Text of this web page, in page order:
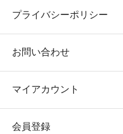
プライバシーポリシー
お問い合わせ
マイアカウント
会員登録